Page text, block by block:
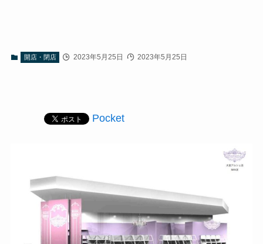
開店・閉店 2023年5月25日 2023年5月25日
Pocket